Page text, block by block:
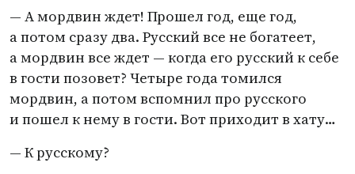
— А мордвин ждет! Прошел год, еще год,
а потом сразу два. Русский все не богатеет,
а мордвин все ждет — когда его русский к себе
в гости позовет? Четыре года томился
мордвин, а потом вспомнил про русского
и пошел к нему в гости. Вот приходит в хату…
— К русскому?